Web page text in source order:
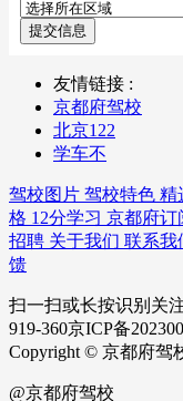
提交信息
友情链接 :
京都府驾校
北京122
学车不
驾校图片 驾校特色 精
格 12分学习 京都府订
招聘 关于我们 联系我
馈
扫一扫或长按识别关
919-360京ICP备
Copyright © 京都府驾
@京都府驾校